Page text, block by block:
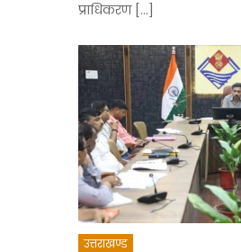
प्राधिकरण […]
उत्तराखण्ड